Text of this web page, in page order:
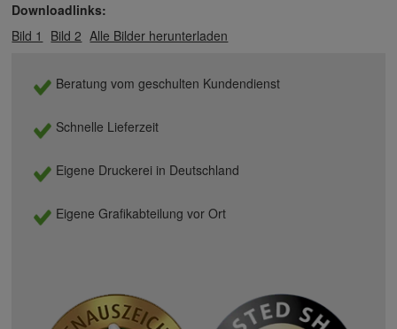
Downloadlinks:
Bild 1
Bild 2 Alle Bilder herunterladen
Beratung vom geschulten Kundendienst
Schnelle Lieferzeit
Eigene Druckerei in Deutschland
Eigene Grafikabteilung vor Ort